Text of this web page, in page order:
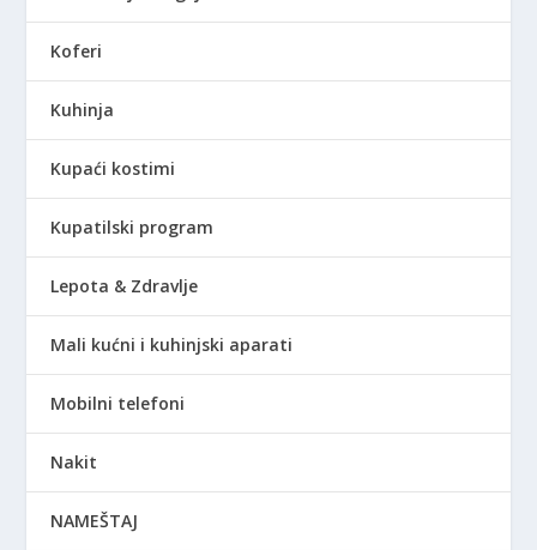
Koferi
Kuhinja
Kupaći kostimi
Kupatilski program
Lepota & Zdravlje
Mali kućni i kuhinjski aparati
Mobilni telefoni
Nakit
NAMEŠTAJ